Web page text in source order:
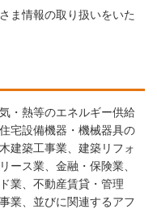
ま情報の取り扱いをいた
・熱等のエネルギー供給
宅設備機器・機械器具の
建築工事業、建築リフォ
ース業、金融・保険業、
業、不動産賃貸・管理
業、並びに関連するアフ